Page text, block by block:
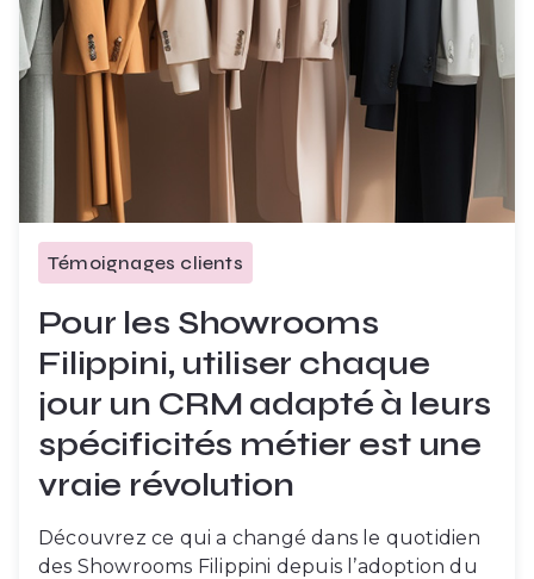
Témoignages clients
Pour les Showrooms
Filippini, utiliser chaque
jour un CRM adapté à leurs
spécificités métier est une
vraie révolution
Découvrez ce qui a changé dans le quotidien
des Showrooms Filippini depuis l’adoption du